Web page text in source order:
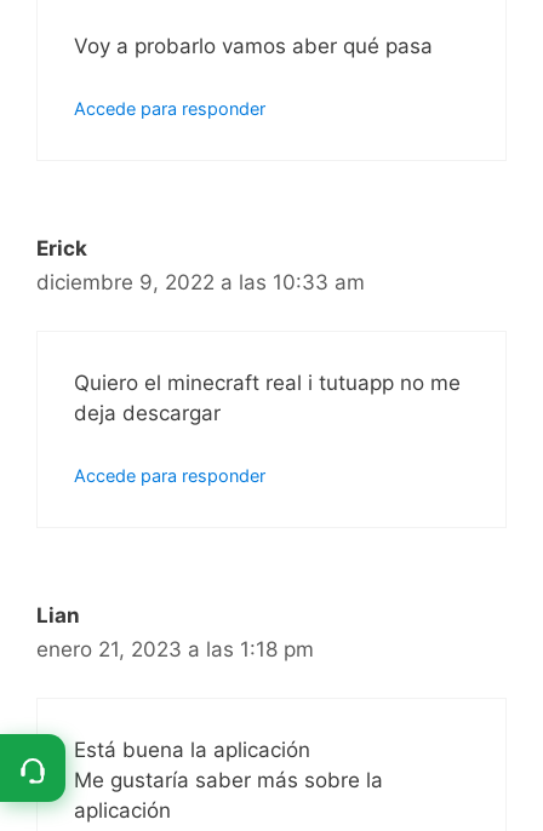
Voy a probarlo vamos aber qué pasa
Accede para responder
Erick
diciembre 9, 2022 a las 10:33 am
Quiero el minecraft real i tutuapp no me
deja descargar
Accede para responder
Lian
enero 21, 2023 a las 1:18 pm
Está buena la aplicación
Me gustaría saber más sobre la
aplicación